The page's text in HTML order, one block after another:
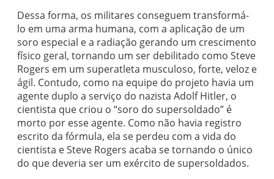
Dessa forma, os militares conseguem transformá-
lo em uma arma humana, com a aplicação de um
soro especial e a radiação gerando um crescimento
físico geral, tornando um ser debilitado como Steve
Rogers em um superatleta musculoso, forte, veloz e
ágil. Contudo, como na equipe do projeto havia um
agente duplo a serviço do nazista Adolf Hitler, o
cientista que criou o “soro do supersoldado” é
morto por esse agente. Como não havia registro
escrito da fórmula, ela se perdeu com a vida do
cientista e Steve Rogers acaba se tornando o único
do que deveria ser um exército de supersoldados.